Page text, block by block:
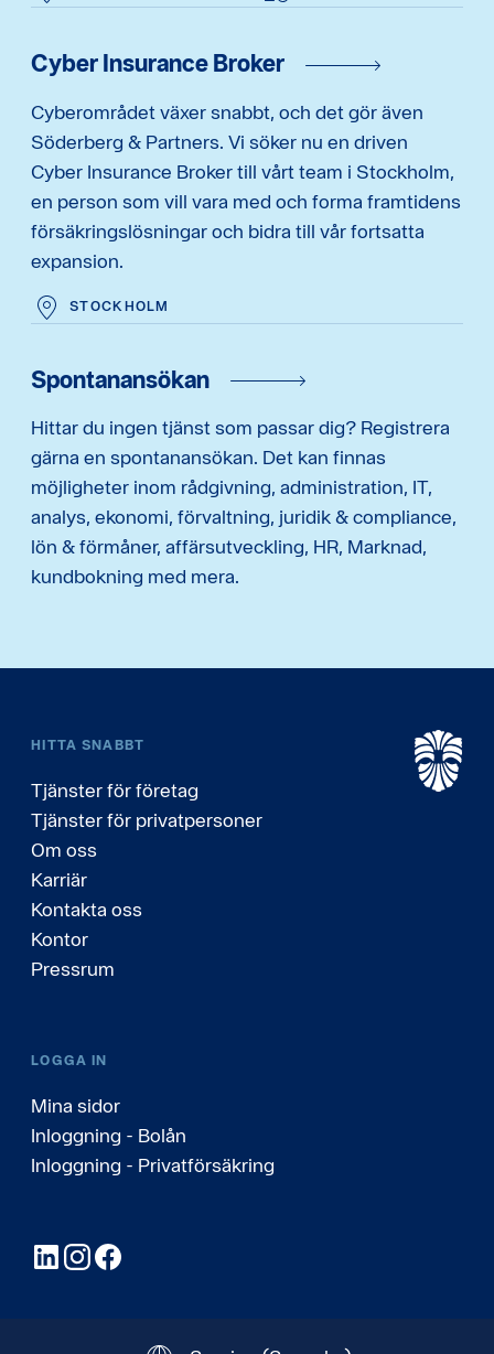
Cyber Insurance Broker
Cyberområdet växer snabbt, och det gör även
Söderberg & Partners. Vi söker nu en driven
Cyber Insurance Broker till vårt team i Stockholm,
en person som vill vara med och forma framtidens
försäkringslösningar och bidra till vår fortsatta
expansion.
STOCKHOLM
Spontanansökan
Hittar du ingen tjänst som passar dig? Registrera
gärna en spontanansökan. Det kan finnas
möjligheter inom rådgivning, administration, IT,
analys, ekonomi, förvaltning, juridik & compliance,
lön & förmåner, affärsutveckling, HR, Marknad,
kundbokning med mera.
HITTA SNABBT
Tjänster för företag
Tjänster för privatpersoner
Om oss
Karriär
Kontakta oss
Kontor
Pressrum
LOGGA IN
Mina sidor
Inloggning - Bolån
Inloggning - Privatförsäkring
LinkedInInstagram